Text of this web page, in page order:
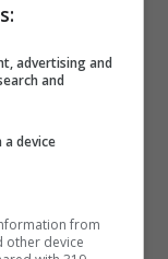
Ferguson
advertising and
and
device
from
other device